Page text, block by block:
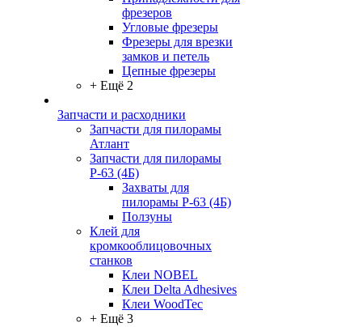
фрезеров
Угловые фрезеры
Фрезеры для врезки
замков и петель
Цепные фрезеры
+ Ещё 2
Запчасти и расходники
Запчасти для пилорамы
Атлант
Запчасти для пилорамы
Р-63 (4Б)
Захваты для
пилорамы Р-63 (4Б)
Ползуны
Клей для
кромкооблицовочных
станков
Клеи NOBEL
Клеи Delta Adhesives
Клеи WoodTec
+ Ещё 3